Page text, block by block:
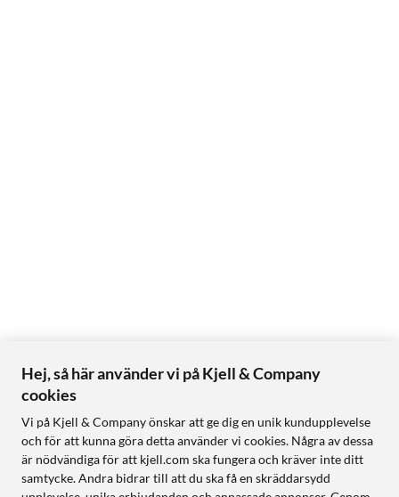
Hej, så här använder vi på Kjell & Company
cookies
Vi på Kjell & Company önskar att ge dig en unik kundupplevelse
och för att kunna göra detta använder vi cookies. Några av dessa
är nödvändiga för att kjell.com ska fungera och kräver inte ditt
samtycke. Andra bidrar till att du ska få en skräddarsydd